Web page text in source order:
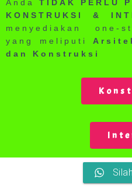
Anda TIDAK PERLU
KONSTRUKSI &
menyediakan one-
yang meliputi
dan Konstruksi